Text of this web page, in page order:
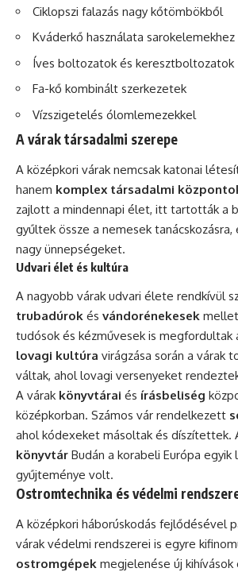
Ciklopszi falazás nagy kőtömbökből
Kváderkő használata sarokelemekhez
Íves boltozatok és keresztboltozatok
Fa-kő kombinált szerkezetek
Vízszigetelés ólomlemezekkel
A várak társadalmi szerepe
A középkori várak nemcsak katonai
hanem komplex társadalmi
zajlott a mindennapi élet, itt tartották a
gyűltek össze a nemesek
nagy ünnepségeket.
Udvari élet és kultúra
A nagyobb várak udvari élete rendkívül
trubadúrok és vándorénekesek
tudósok és kézművesek is megfordultak
lovagi kultúra virágzása során a várak
váltak, ahol lovagi versenyeket
A várak könyvtárai és írásbeliség
középkorban. Számos vár rendelkezett
ahol kódexeket másoltak és díszítettek.
könyvtár Budán a korabeli Európa
gyűjteménye volt.
Ostromtechnika és védelmi
A középkori háborúskodás fejlődésével
várak védelmi rendszerei is egyre
ostromgépek megjelenése új